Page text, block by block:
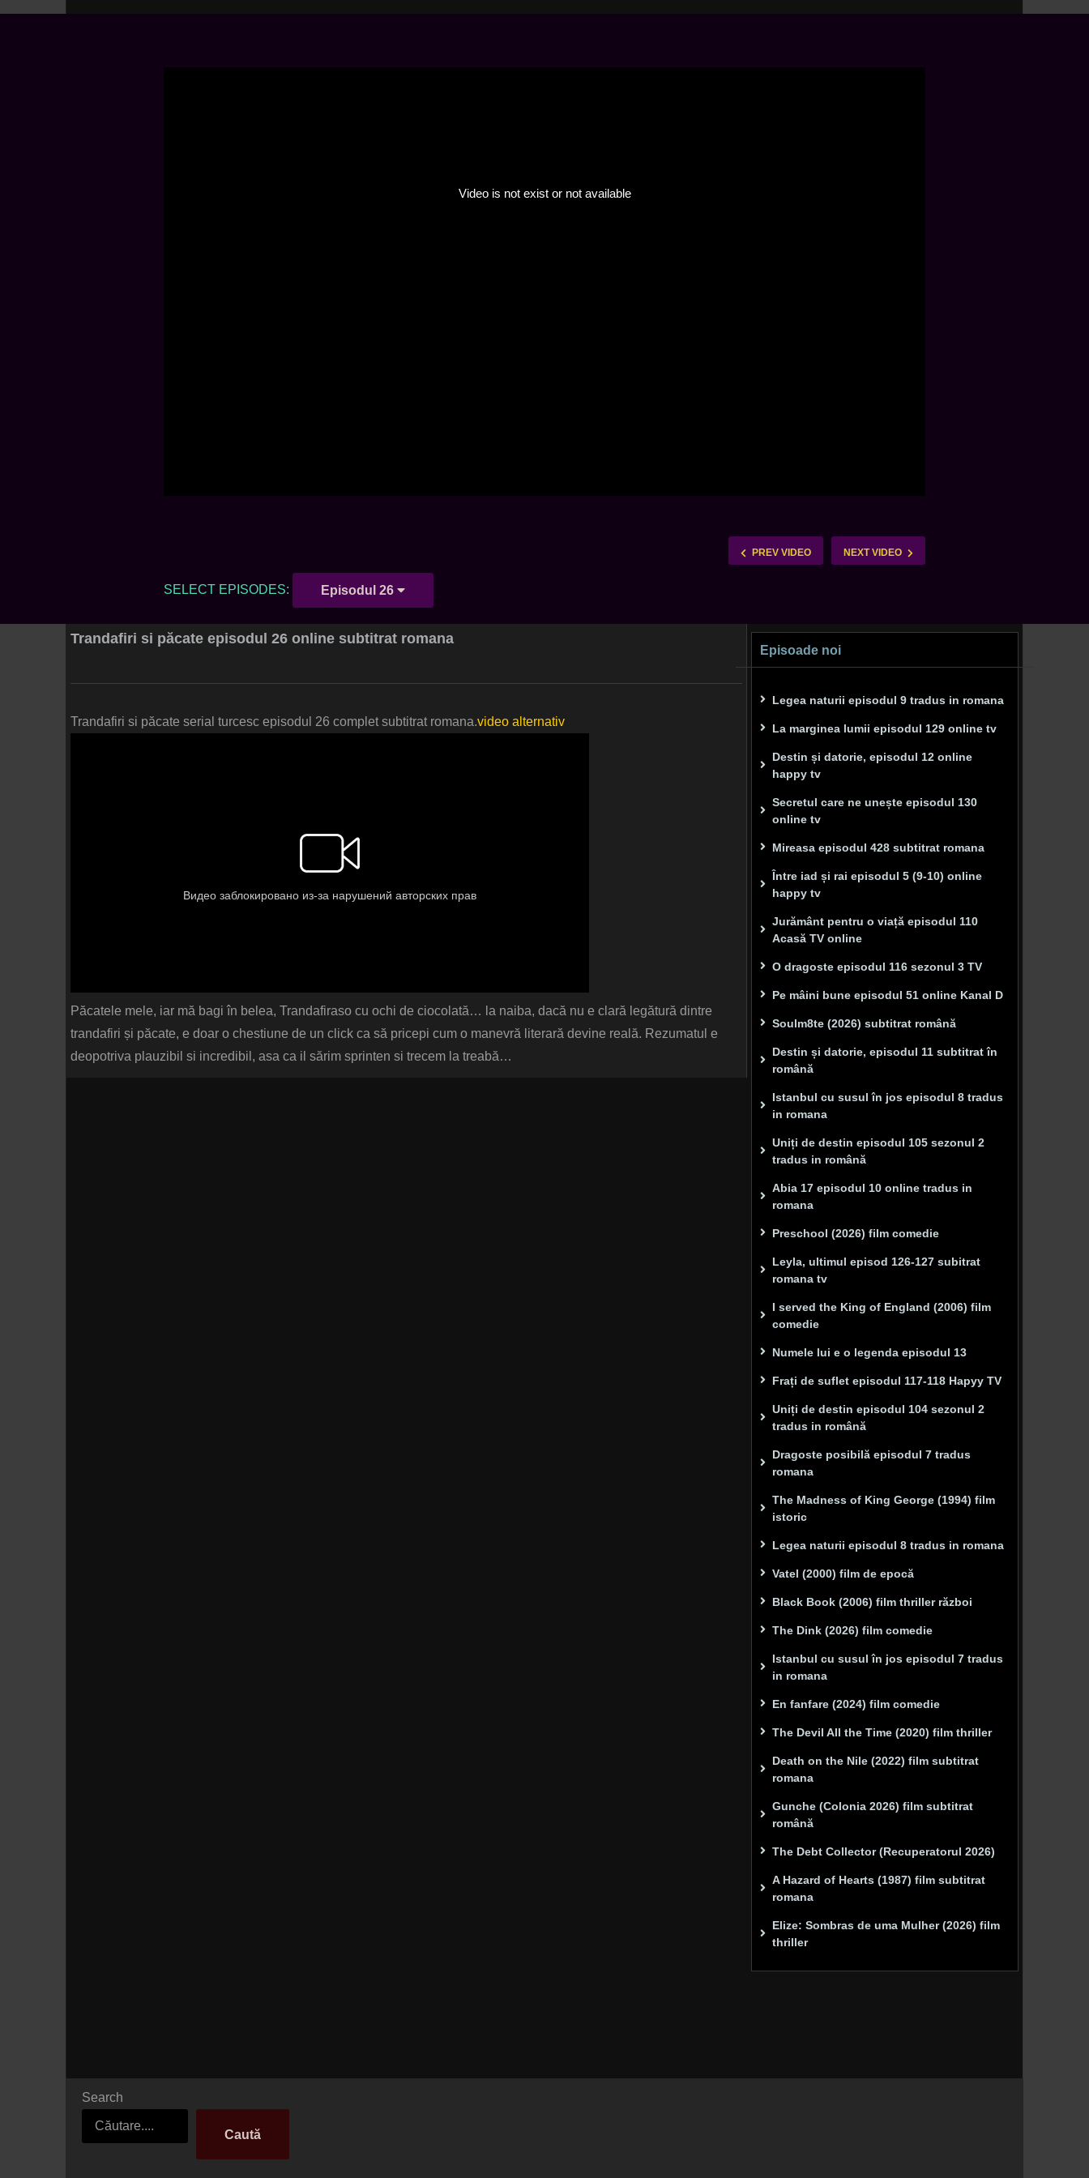
PREV VIDEO NEXT VIDEO
SELECT EPISODES: Episodul 26
Trandafiri si păcate episodul 26 online subtitrat romana
Trandafiri si păcate serial turcesc episodul 26 complet subtitrat romana.video alternativ
Păcatele mele, iar mă bagi în belea, Trandafiraso cu ochi de ciocolată… la naiba, dacă nu e clară legătură dintre
trandafiri și păcate, e doar o chestiune de un click ca să pricepi cum o manevră literară devine reală. Rezumatul e
deopotriva plauzibil si incredibil, asa ca il sărim sprinten si trecem la treabă…
Episoade noi
Legea naturii episodul 9 tradus in romana
La marginea lumii episodul 129 online tv
Destin și datorie, episodul 12 online
happy tv
Secretul care ne unește episodul 130
online tv
Mireasa episodul 428 subtitrat romana
Între iad și rai episodul 5 (9-10) online
happy tv
Jurământ pentru o viață episodul 110
Acasă TV online
O dragoste episodul 116 sezonul 3 TV
Pe mâini bune episodul 51 online Kanal D
Soulm8te (2026) subtitrat română
Destin și datorie, episodul 11 subtitrat în
română
Istanbul cu susul în jos episodul 8 tradus
in romana
Uniți de destin episodul 105 sezonul 2
tradus in română
Abia 17 episodul 10 online tradus in
romana
Preschool (2026) film comedie
Leyla, ultimul episod 126-127 subitrat
romana tv
I served the King of England (2006) film
comedie
Numele lui e o legenda episodul 13
Frați de suflet episodul 117-118 Hapyy TV
Uniți de destin episodul 104 sezonul 2
tradus in română
Dragoste posibilă episodul 7 tradus
romana
The Madness of King George (1994) film
istoric
Legea naturii episodul 8 tradus in romana
Vatel (2000) film de epocă
Black Book (2006) film thriller război
The Dink (2026) film comedie
Istanbul cu susul în jos episodul 7 tradus
in romana
En fanfare (2024) film comedie
The Devil All the Time (2020) film thriller
Death on the Nile (2022) film subtitrat
romana
Gunche (Colonia 2026) film subtitrat
română
The Debt Collector (Recuperatorul 2026)
A Hazard of Hearts (1987) film subtitrat
romana
Elize: Sombras de uma Mulher (2026) film
thriller
Search
Caută